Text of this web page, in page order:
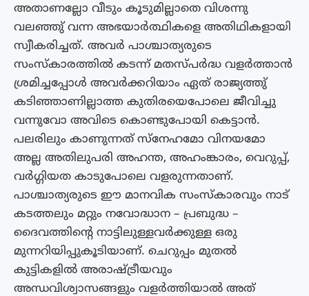
അതാണല്ലോ വീടും കൂടുമില്ലാതെ വിശന്നു
വലഞ്ഞു് വന്ന അഭയാർത്ഥികളെ അതിഥികളായി
സ്വീകരിച്ചത്. അവർ പാശ്ചാത്യരുടെ
സംസ്‌കാരത്തിൽ കടന്ന് മതസ്‌പർദ്ധ വളർത്താൻ
ശ്രമിച്ചപ്പോൾ അവർക്കറിയാം ഏത് രാജ്യത്തു്
കടിഞ്ഞാണില്ലാത്ത കുതിരയെപോലെ ജീവിച്ചു
വന്നുവോ അവിടെ കൊണ്ടുപോയി കെട്ടാൻ.
പലരിലും കാണുന്നത് സ്നേഹമോ വിനയമോ
അല്ല അതിലുപരി അഹന്ത, അഹംങ്കാരം, വെറുപ്പ്,
വർഗ്ഗിയത കാടുപോലെ വളരുന്നതാണ്.
പാശ്ചാത്യരുടെ ഈ മാനവിക സംസ്‌കാരവും നാട്
കടത്തലും മറ്റും നവോദ്ധാന – പ്രബുദ്ധ –
ദൈവത്തിൻ്റെ നാട്ടിലുള്ളവർക്കുള്ള ഒരു
മുന്നറിയിപ്പുകൂടിയാണ്. ചെറുപ്പം മുതൽ
കുട്ടികളിൽ അരാഷ്ട്രീയവും
അന്ധവിശ്വാസങ്ങളും വളർത്തിയാൽ അത്